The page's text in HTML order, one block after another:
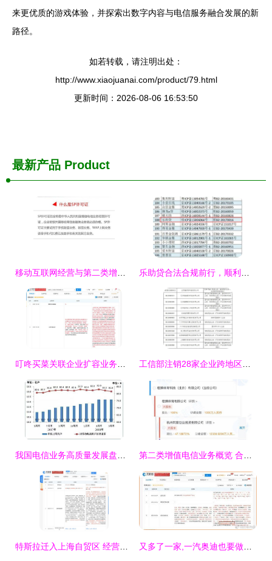
来更优质的游戏体验，并探索出数字内容与电信服务融合发展的新
路径。
如若转载，请注明出处：
http://www.xiaojuanai.com/product/79.html
更新时间：2026-08-06 16:53:50
最新产品 Product